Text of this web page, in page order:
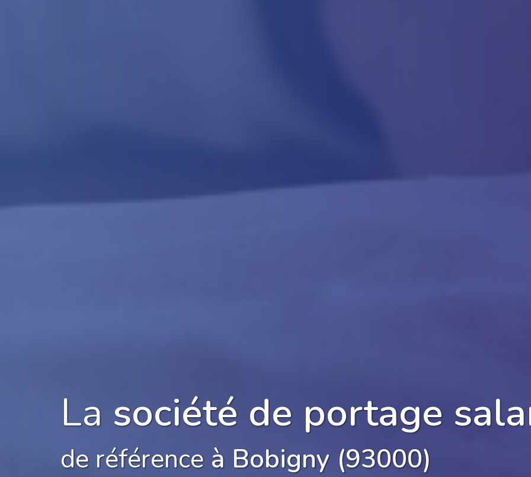
La société de portage
de référence à Bobigny (93000)